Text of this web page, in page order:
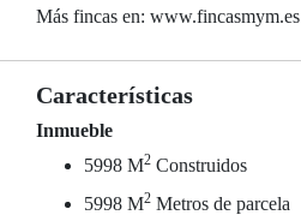
Más fincas en: www.fincasmym.es
Características
Inmueble
5998 M2 Construidos
5998 M2 Metros de parcela